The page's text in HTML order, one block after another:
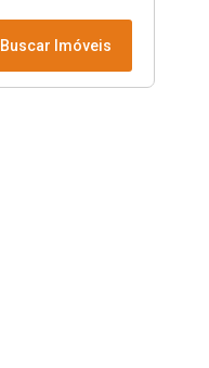
Buscar Imóveis